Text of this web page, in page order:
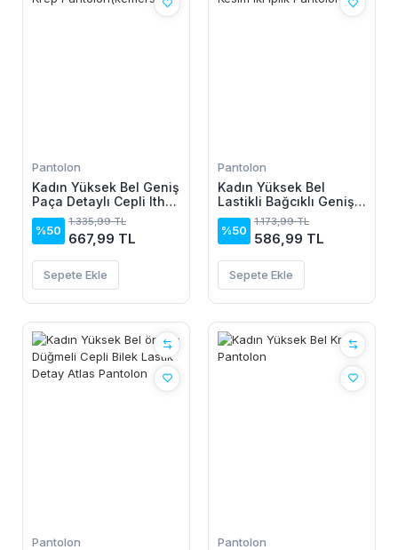
Pantolon
Kadın Yüksek Bel Geniş
Paça Detaylı Cepli Ithal
Krep
Pantolon(kemersiz)
%50
1.335,99 TL
667,99 TL
Sepete Ekle
Pantolon
Kadın Yüksek Bel
Lastikli Bağcıklı Geniş
Kesim Iki Iplik Pantolon
%50
1.173,99 TL
586,99 TL
Sepete Ekle
Pantolon Pantolon